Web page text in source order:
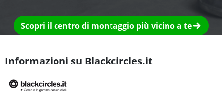
Scopri il centro di montaggio più vicino a te
Informazioni su Blackcircles.it